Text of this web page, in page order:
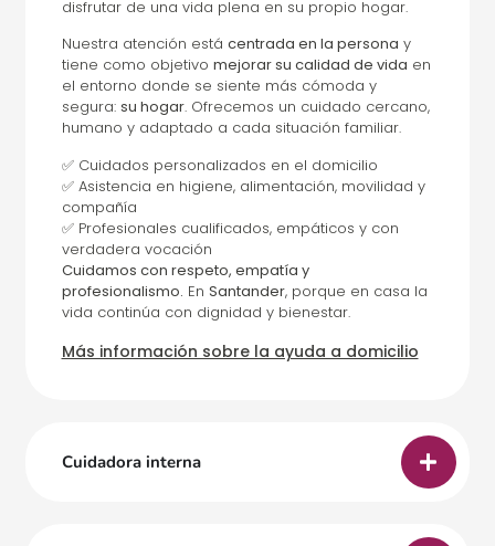
disfrutar de una vida plena en su propio hogar.
Nuestra atención está centrada en la persona y
tiene como objetivo mejorar su calidad de vida en
el entorno donde se siente más cómoda y
segura: su hogar. Ofrecemos un cuidado cercano,
humano y adaptado a cada situación familiar.
✅ Cuidados personalizados en el domicilio
✅ Asistencia en higiene, alimentación, movilidad y
compañía
✅ Profesionales cualificados, empáticos y con
verdadera vocación
Cuidamos con respeto, empatía y
profesionalismo. En Santander, porque en casa la
vida continúa con dignidad y bienestar.
Más información sobre la ayuda a domicilio
Cuidadora interna